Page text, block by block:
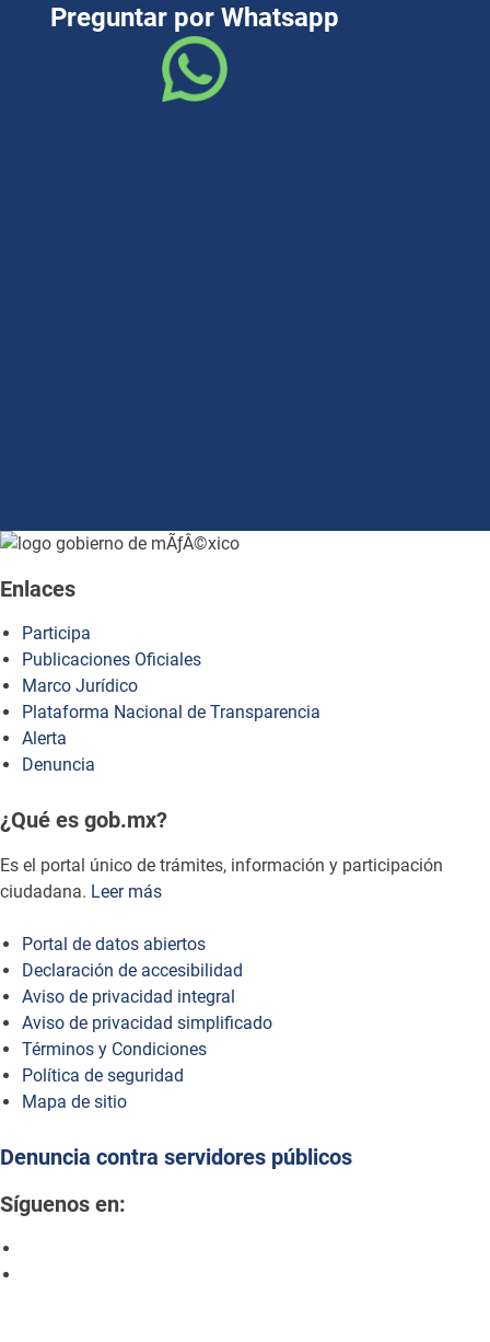
Preguntar por Whatsapp
how to embed google map in website
Enlaces
Participa
Publicaciones Oficiales
Marco Jurídico
Plataforma Nacional de Transparencia
Alerta
Denuncia
¿Qué es gob.mx?
Es el portal único de trámites, información y participación
ciudadana. Leer más
Portal de datos abiertos
Declaración de accesibilidad
Aviso de privacidad integral
Aviso de privacidad simplificado
Términos y Condiciones
Política de seguridad
Mapa de sitio
Denuncia contra servidores públicos
Síguenos en: